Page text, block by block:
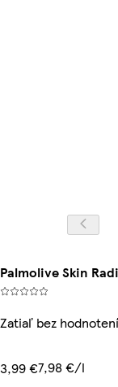
Palmolive Skin
Zatiaľ bez hodnotení
3,99 €7,98 €/l